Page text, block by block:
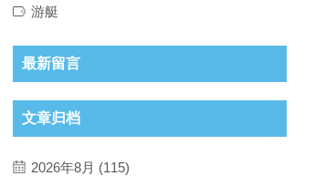
游艇
最新留言
文章归档
2026年8月 (115)